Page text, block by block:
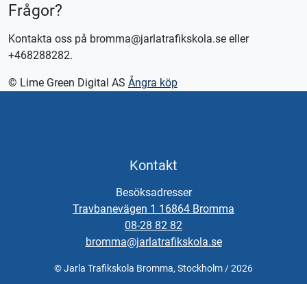
Frågor?
Kontakta oss på bromma@jarlatrafikskola.se eller
+468288282.
© Lime Green Digital AS Ångra köp
Kontakt
Besöksadresser
Travbanevägen 1 16864 Bromma
08-28 82 82
bromma@jarlatrafikskola.se
© Jarla Trafikskola Bromma, Stockholm / 2026